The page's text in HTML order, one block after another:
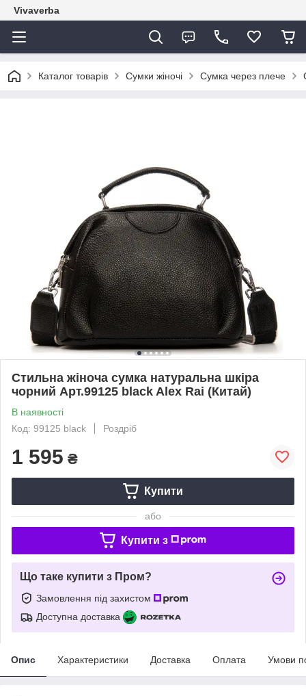
Vivaverba
Каталог товарів Сумки жіночі Сумка через плече
Стильна жіноча сумка натуральна шкіра
чорний Арт.99125 black Alex Rai (Китай)
В наявності
Код: 99125 black
Роздріб
1 595 ₴
Купити
або
Купити з
Що таке купити з Пром?
Замовлення під захистом
Доступна доставка
Опис Характеристики Доставка Оплата Умови